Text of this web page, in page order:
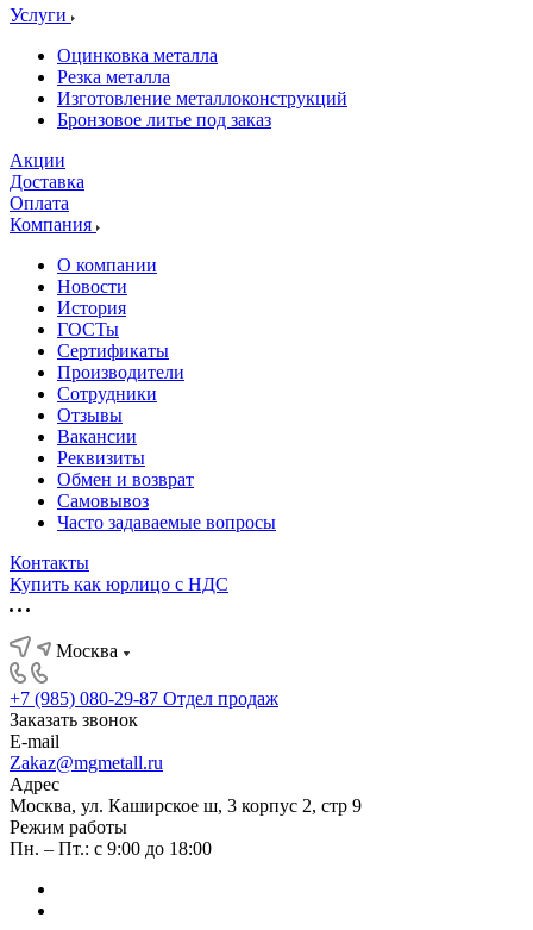
Услуги
Оцинковка металла
Резка металла
Изготовление металлоконструкций
Бронзовое литье под заказ
Акции
Доставка
Оплата
Компания
О компании
Новости
История
ГОСТы
Сертификаты
Производители
Сотрудники
Отзывы
Вакансии
Реквизиты
Обмен и возврат
Самовывоз
Часто задаваемые вопросы
Контакты
Купить как юрлицо с НДС
Москва
+7 (985) 080-29-87 Отдел продаж
Заказать звонок
E-mail
Zakaz@mgmetall.ru
Адрес
Москва, ул. Каширское ш, 3 корпус 2, стр 9
Режим работы
Пн. – Пт.: с 9:00 до 18:00